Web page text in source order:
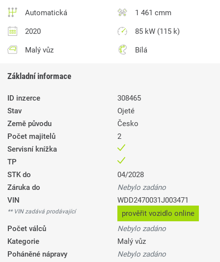
Automatická 1 461 cmm
2020 85 kW (115 k)
Malý vůz Bílá
Základní informace
ID inzerce
308465
Stav
Ojeté
Země původu
Česko
Počet majitelů
2
Servisní knížka
TP
STK do
04/2028
Záruka do
Nebylo zadáno
VIN
** VIN zadává prodávající
WDD2470031J003471
prověřit vozidlo online
Počet válců
Nebylo zadáno
Kategorie
Malý vůz
Poháněné nápravy
Nebylo zadáno